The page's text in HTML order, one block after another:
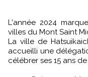
L'année 2024 marque les 15 ans de jumelage entre les
villes du Mont Saint
La ville de
accueilli une
célébrer ses 15 ans